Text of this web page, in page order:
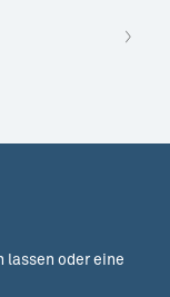
lassen oder eine